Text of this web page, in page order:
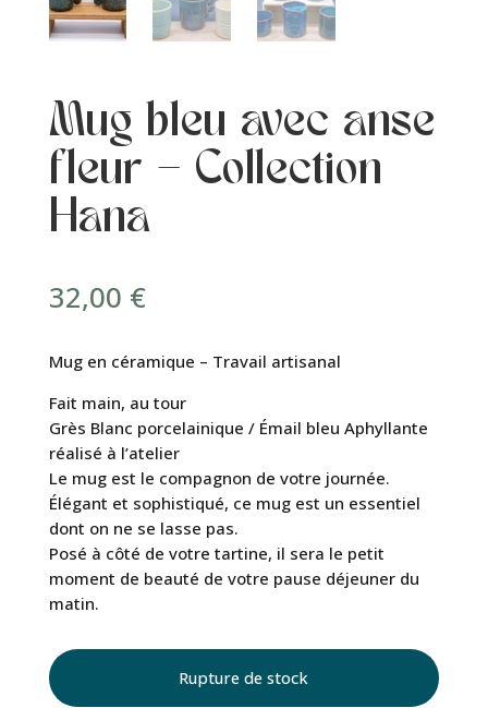
Mug bleu avec anse
fleur – Collection
Hana
32,00 €
Mug en céramique – Travail artisanal
Fait main, au tour
Grès Blanc porcelainique / Émail bleu Aphyllante
réalisé à l’atelier
Le mug est le compagnon de votre journée.
Élégant et sophistiqué, ce mug est un essentiel
dont on ne se lasse pas.
Posé à côté de votre tartine, il sera le petit
moment de beauté de votre pause déjeuner du
matin.
Rupture de stock